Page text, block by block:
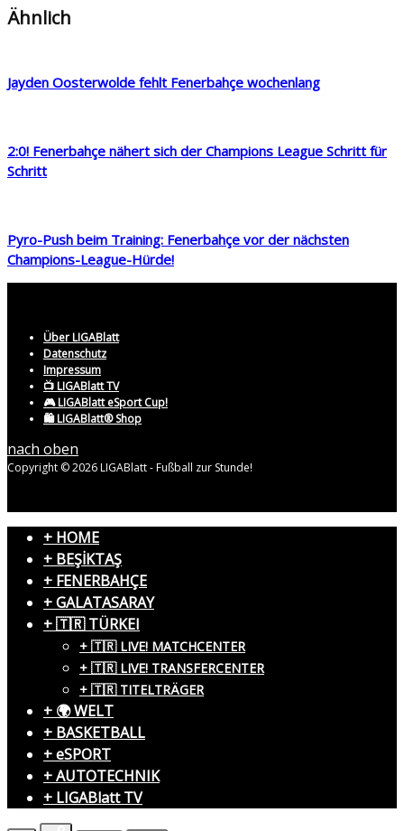
Ähnlich
Jayden Oosterwolde fehlt Fenerbahçe wochenlang
2:0! Fenerbahçe nähert sich der Champions League Schritt für
Schritt
Pyro-Push beim Training: Fenerbahçe vor der nächsten
Champions-League-Hürde!
Über LIGABlatt
Datenschutz
Impressum
📺 LIGABlatt TV
🎮 LIGABlatt eSport Cup!
🛍️ LIGABlatt® Shop
nach oben
Copyright © 2026 LIGABlatt - Fußball zur Stunde!
+ HOME
+ BEŞİKTAŞ
+ FENERBAHÇE
+ GALATASARAY
+ 🇹🇷 TÜRKEI
+ 🇹🇷 LIVE! MATCHCENTER
+ 🇹🇷 LIVE! TRANSFERCENTER
+ 🇹🇷 TITELTRÄGER
+ 🌍 WELT
+ BASKETBALL
+ eSPORT
+ AUTOTECHNIK
+ LIGABlatt TV